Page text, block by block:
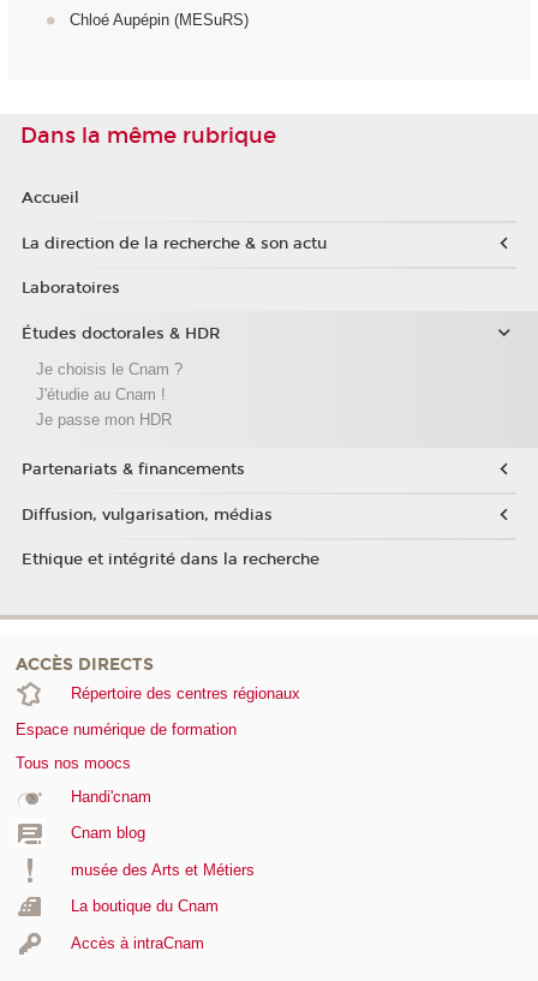
Chloé Aupépin (MESuRS)
Dans la même rubrique
Accueil
La direction de la recherche & son actu
Laboratoires
Études doctorales & HDR
Je choisis le Cnam ?
J'étudie au Cnam !
Je passe mon HDR
Partenariats & financements
Diffusion, vulgarisation, médias
Ethique et intégrité dans la recherche
ACCÈS DIRECTS
Répertoire des centres régionaux
Espace numérique de formation
Tous nos moocs
Handi'cnam
Cnam blog
musée des Arts et Métiers
La boutique du Cnam
Accès à intraCnam